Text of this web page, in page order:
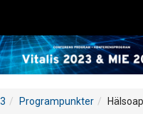
Programpunkter